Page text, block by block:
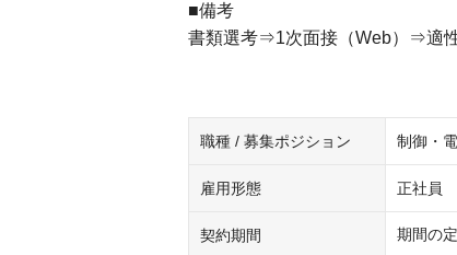
■備考
書類選考⇒1次面接（Web）⇒適
職種 / 募集ポジション 制御・
雇用形態 正社員
契約期間 期間の